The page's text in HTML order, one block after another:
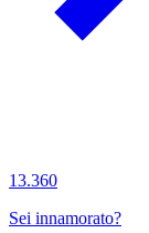
13.360
Sei innamorato?